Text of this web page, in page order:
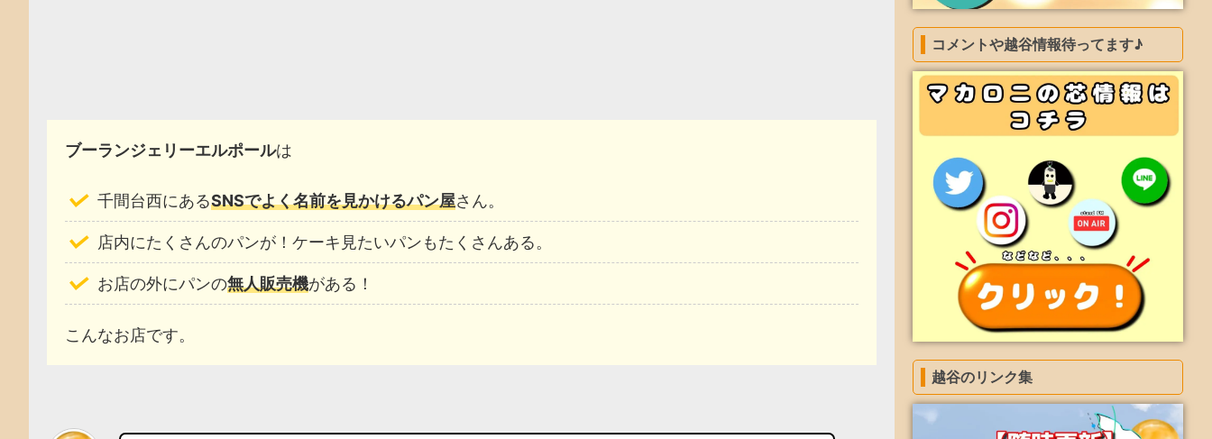
ブーランジェリーエルポールは
千間台西にあるSNSでよく名前を見かけるパン屋さん。
店内にたくさんのパンが！ケーキ見たいパンもたくさんある。
お店の外にパンの無人販売機がある！
こんなお店です。
コメントや越谷情報待ってます♪
越谷のリンク集